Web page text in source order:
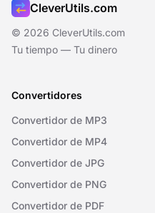
CleverUtils.com
© 2026 CleverUtils.com
Tu tiempo — Tu dinero
Convertidores
Convertidor de MP3
Convertidor de MP4
Convertidor de JPG
Convertidor de PNG
Convertidor de PDF